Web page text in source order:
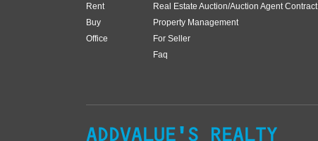
Rent
Buy
Office
Real Estate Auction/Auction Agent Contract
Property Management
For Seller
Faq